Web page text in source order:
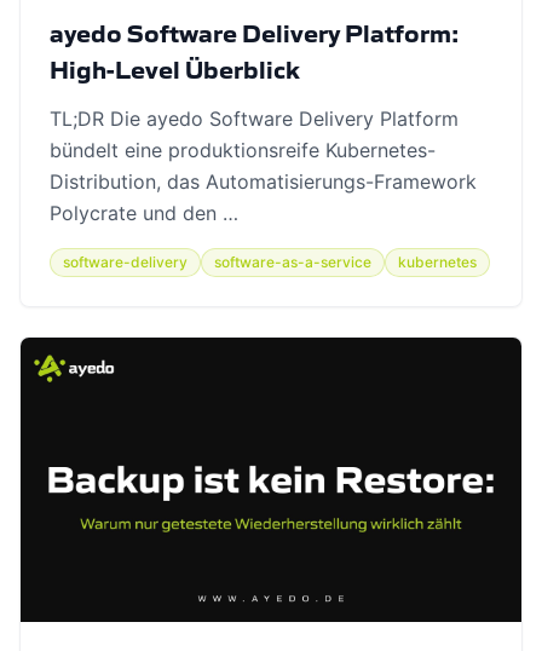
ayedo Software Delivery Platform:
High-Level Überblick
TL;DR Die ayedo Software Delivery Platform
bündelt eine produktionsreife Kubernetes-
Distribution, das Automatisierungs-Framework
Polycrate und den …
software-delivery software-as-a-service kubernetes